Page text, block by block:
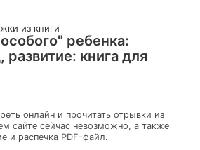
из книги
ребенка:
книга для
онлайн и прочитать отрывки из
сайте сейчас невозможно, а также
и распечка PDF-файл.